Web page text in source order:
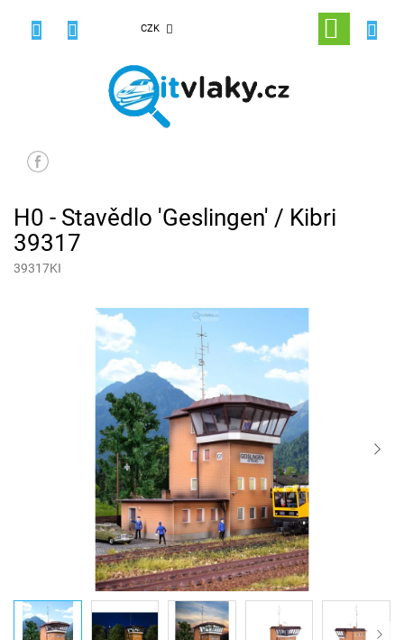
CZK
NÁKUPNÍ
KOŠÍK
H0 - Stavědlo 'Geslingen' / Kibri
39317
39317KI